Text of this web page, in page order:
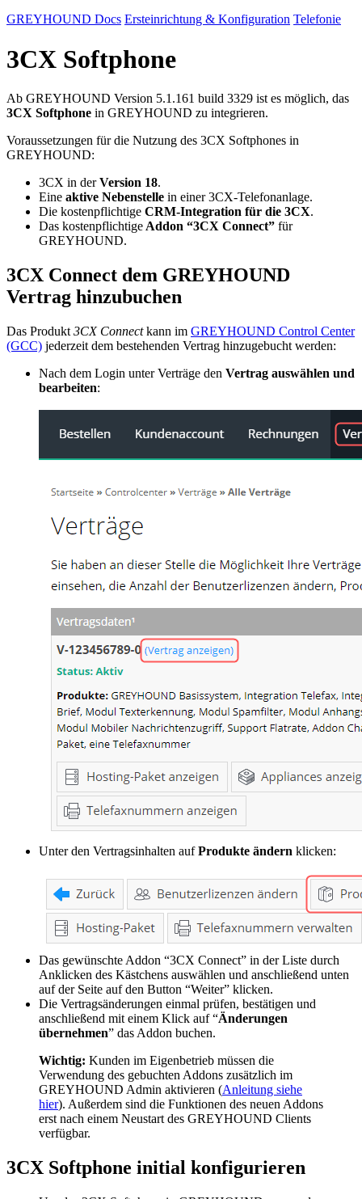
GREYHOUND Docs Ersteinrichtung & Konfiguration Telefonie
3CX Softphone
Ab GREYHOUND Version 5.1.161 build 3329 ist es möglich, das
3CX Softphone in GREYHOUND zu integrieren.
Voraussetzungen für die Nutzung des 3CX Softphones in
GREYHOUND:
3CX in derVersion 18.
Eine aktive Nebenstelle in einer 3CX-Telefonanlage.
Die kostenpflichtige CRM-Integration für die 3CX.
Das kostenpflichtige Addon “3CX Connect” für
GREYHOUND.
3CX Connect dem GREYHOUND
Vertrag hinzubuchen
Das Produkt 3CX Connectkann im GREYHOUND Control Center
(GCC) jederzeit dem bestehenden Vertrag hinzugebucht werden:
Nach dem Login unter Verträge den Vertrag auswählen und
bearbeiten:
Unter den Vertragsinhalten aufProdukte ändern klicken:
Das gewünschte Addon “3CX Connect” in der Liste durch
Anklicken des Kästchens auswählen und anschließend unten
auf der Seite auf den Button “Weiter” klicken.
Die Vertragsänderungen einmal prüfen, bestätigen und
anschließend mit einem Klick auf “Änderungen
übernehmen” das Addon buchen.
Wichtig: Kunden im Eigenbetrieb müssen die
Verwendung des gebuchten Addons zusätzlich im
GREYHOUND Admin aktivieren (Anleitung siehe
hier). Außerdem sind die Funktionen des neuen Addons
erst nach einem Neustart des GREYHOUND Clients
verfügbar.
3CX Softphone initial konfigurieren